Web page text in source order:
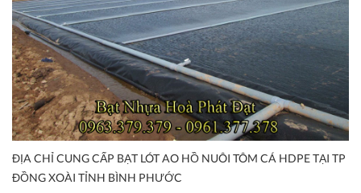
ĐỊA CHỈ CUNG CẤP BẠT LÓT AO HỒ NUÔI TÔM CÁ HDPE TẠI TP
ĐỒNG XOÀI TỈNH BÌNH PHƯỚC